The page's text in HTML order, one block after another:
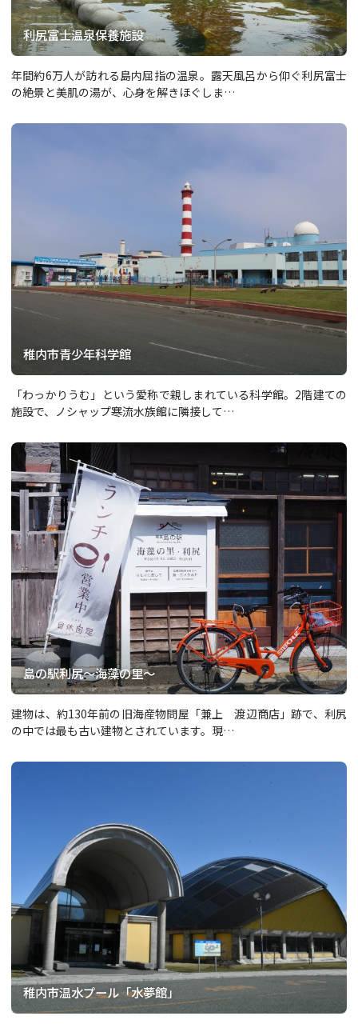
利尻富士温泉保養施設
年間約6万人が訪れる島内屈指の温泉。露天風呂から仰ぐ利尻富士
の絶景と美肌の湯が、心身を解きほぐしま…
稚内市青少年科学館
「わっかりうむ」という愛称で親しまれている科学館。2階建ての
施設で、ノシャップ寒流水族館に隣接して…
島の駅利尻～海藻の里～
建物は、約130年前の旧海産物問屋「兼上 渡辺商店」跡で、利尻
の中では最も古い建物とされています。現…
稚内市温水プール「水夢館」